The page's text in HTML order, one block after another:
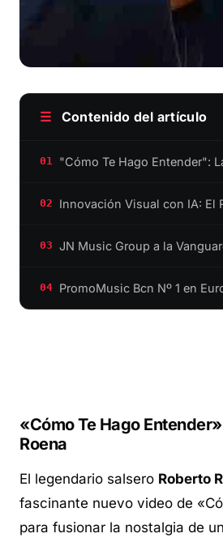
☰ Contenido del artículo
01 "Cómo Te Hago Entender":
02 Innovación Visual con IA: El
03 JN Music Group a la
04 PromoMusic Bcn Nº 1 en
«Cómo Te Hago
Roena
El legendario salsero Roberto
fascinante nuevo video de
para fusionar la nostalgia de